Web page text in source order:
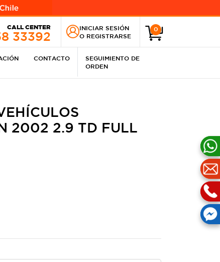
CALL CENTER
33392
INICIAR SESIÓN
O REGISTRARSE
0
CONTACTO
SEGUIMIENTO DE
ORDEN
2002 2.9 TD FULL